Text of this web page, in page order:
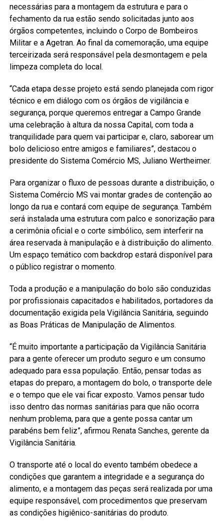
necessárias para a montagem da estrutura e para o
fechamento da rua estão sendo solicitadas junto aos
órgãos competentes, incluindo o Corpo de Bombeiros
Militar e a Agetran. Ao final da comemoração, uma equipe
terceirizada será responsável pela desmontagem e pela
limpeza completa do local.
“Cada etapa desse projeto está sendo planejada com rigor
técnico e em diálogo com os órgãos de vigilância e
segurança, porque queremos entregar a Campo Grande
uma celebração à altura da nossa Capital, com toda a
tranquilidade para quem vai participar e, claro, saborear um
bolo delicioso entre amigos e familiares”, destacou o
presidente do Sistema Comércio MS, Juliano Wertheimer.
Para organizar o fluxo de pessoas durante a distribuição, o
Sistema Comércio MS vai montar grades de contenção ao
longo da rua e contará com equipe de segurança. Também
será instalada uma estrutura com palco e sonorização para
a cerimônia oficial e o corte simbólico, sem interferir na
área reservada à manipulação e à distribuição do alimento.
Um espaço temático com backdrop estará disponível para
o público registrar o momento.
Toda a produção e a manipulação do bolo são conduzidas
por profissionais capacitados e habilitados, portadores da
documentação exigida pela Vigilância Sanitária, seguindo
as Boas Práticas de Manipulação de Alimentos.
“É muito importante a participação da Vigilância Sanitária
para a gente oferecer um produto seguro e um consumo
adequado para essa população. Então, pensar todas as
etapas do preparo, a montagem do bolo, o transporte dele
e o tempo que ele vai ficar exposto. Vamos pensar tudo
isso dentro das normas sanitárias para que não ocorra
nenhum problema, para que a gente possa cantar um
parabéns bem feliz”, afirmou Renata Sanches, gerente da
Vigilância Sanitária.
O transporte até o local do evento também obedece a
condições que garantem a integridade e a segurança do
alimento, e a montagem das peças será realizada por uma
equipe responsável, com procedimentos que preservam
as condições higiênico-sanitárias do produto.